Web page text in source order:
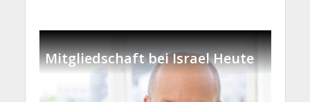
Mitgliedschaft bei Israel Heute